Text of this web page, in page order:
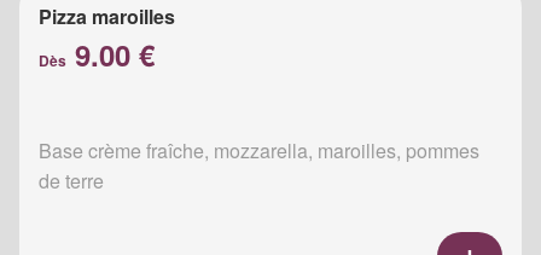
Pizza maroilles
Dès 9.00 €
Base crème fraîche, mozzarella, maroilles, pommes
de terre